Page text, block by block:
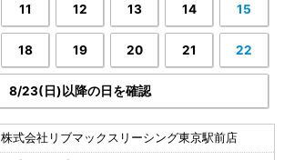
11 12 13 14 15
18 19 20 21 22
8/23(日)以降の日を確認
株式会社リブマックスリーシング東京駅前店